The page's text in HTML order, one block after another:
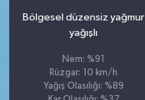
Bölgesel düzensiz yağmur
yağışlı
Nem: %91
Rüzgar: 10 km/h
Yağış Olasılığı: %89